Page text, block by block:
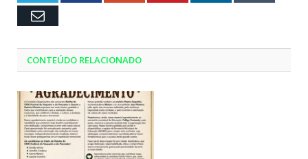
Email
CONTEÚDO RELACIONADO